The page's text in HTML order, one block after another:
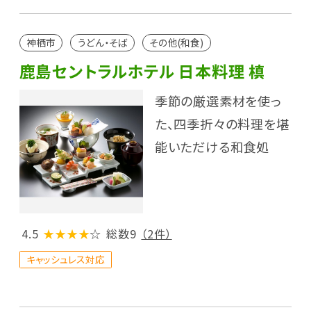
神栖市 うどん・そば その他(和食)
鹿島セントラルホテル 日本料理 槙
季節の厳選素材を使っ
た、四季折々の料理を堪
能いただける和食処
4.5 ★★★★☆ 総数9 （2件）
キャッシュレス対応